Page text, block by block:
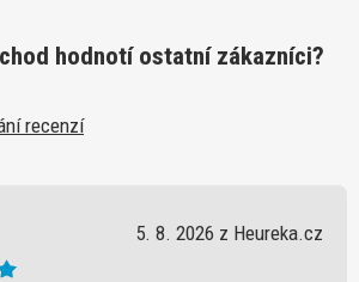
hodnotí ostatní zákazníci?
recenzí
5. 8. 2026 z Heureka.cz